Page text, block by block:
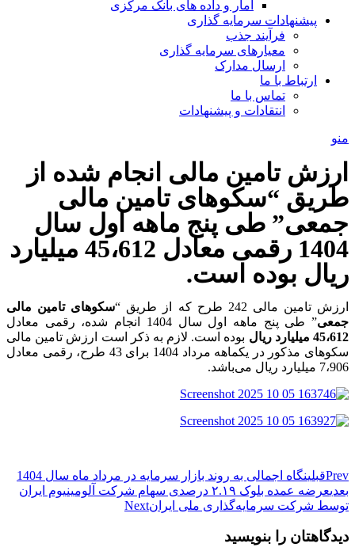
آمار و داده های بانک مرکزی
پیشنهادات سرمایه گذاری
فرآیند جذب
معیارهای سرمایه گذاری
ارسال مدارک
ارتباط با ما
تماس با ما
انتقادات و پیشنهادات
منو
ارزش تامین مالی انجام شده از
طریق “سکوهای تامین مالی
جمعی” طی پنج ماهه اول سال
1404 رقمی معادل 45،612 میلیارد
ریال بوده است.
ارزش تامین مالی 242 طرح که از طریق “
سکوهای تامین مالی
جمعی” طی پنج ماهه اول سال 1404 انجام شده، رقمی معادل
45،612 میلیارد ریال
بوده است. لازم به ذکر است ارزش تامین مالی
سکوهای مذکور در یکماهه مرداد 1404 برای 43 طرح، رقمی معادل
7،906 میلیارد ریال می‌باشد.
Prevقبلینگاه اجمالی به روند بازار سرمایه در مرداد ماه سال 1404
بعدی
عرضه عمده بلوک ۲.۱۹ درصدی سهام شرکت آلومینیوم ایران
توسط شرکت سرمایه‌گذاری ملی ایرانNext
دیدگاهتان را بنویسید